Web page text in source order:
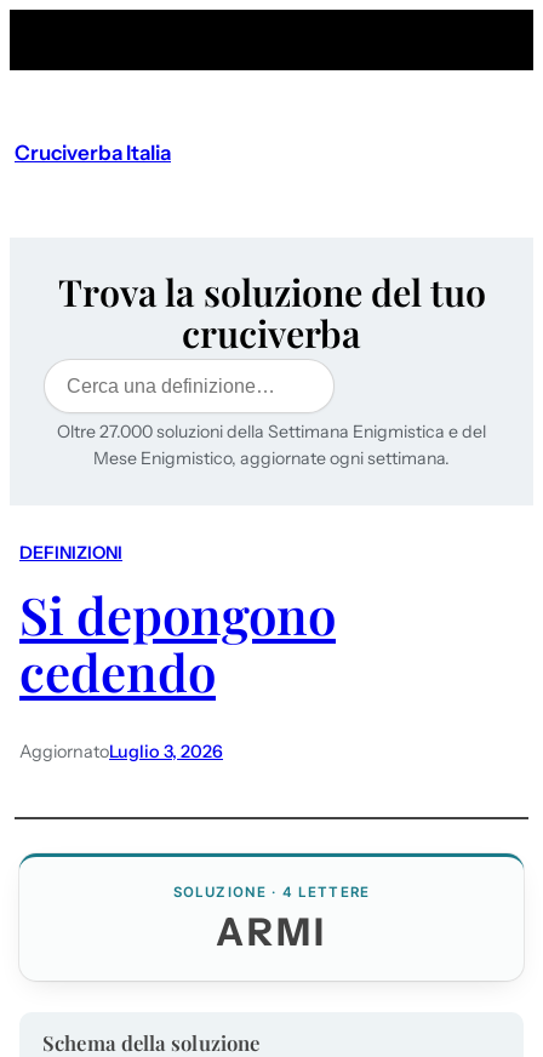
Cruciverba Italia
Trova la soluzione del tuo
cruciverba
Cerca
Oltre 27.000 soluzioni della Settimana Enigmistica e del
Mese Enigmistico, aggiornate ogni settimana.
DEFINIZIONI
Si depongono
cedendo
AggiornatoLuglio 3, 2026
SOLUZIONE · 4 LETTERE
ARMI
Schema della soluzione